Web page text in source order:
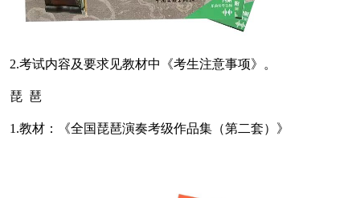
2.考试内容及要求见教材中《考生注意事项》。
琵 琶
1.教材：《全国琵琶演奏考级作品集（第二套）》